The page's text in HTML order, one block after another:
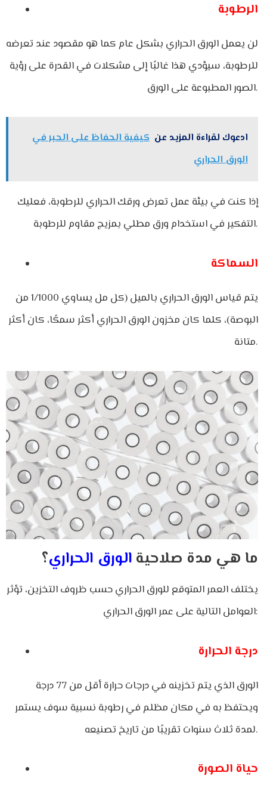
الرطوبة
لن يعمل الورق الحراري بشكل عام كما هو مقصود عند تعرضه
للرطوبة، سيؤدي هذا غالبًا إلى مشكلات في القدرة على رؤية
الصور المطبوعة على الورق.
ادعوك لقراءة المزيد عن كيفية الحفاظ على الحبر في
الورق الحراري
إذا كنت في بيئة عمل تعرض ورقك الحراري للرطوبة، فعليك
التفكير في استخدام ورق مطلي بمزيج مقاوم للرطوبة.
السماكة
يتم قياس الورق الحراري بالميل (كل مل يساوي 1/1000 من
البوصة)، كلما كان مخزون الورق الحراري أكثر سمكًا، كان أكثر
متانة.
ما هي مدة صلاحية الورق الحراري؟
يختلف العمر المتوقع للورق الحراري حسب ظروف التخزين، تؤثر
العوامل التالية على عمر الورق الحراري:
درجة الحرارة
الورق الذي يتم تخزينه في درجات حرارة أقل من 77 درجة
ويحتفظ به في مكان مظلم في رطوبة نسبية سوف يستمر
لمدة ثلاث سنوات تقريبًا من تاريخ تصنيعه.
حياة الصورة